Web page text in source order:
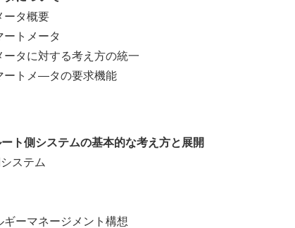
タ概要
トメータ
タに対する考え方の統一
トメ―タの要求機能
ト側システムの基本的な考え方と展開
ステム
ーマネージメント構想